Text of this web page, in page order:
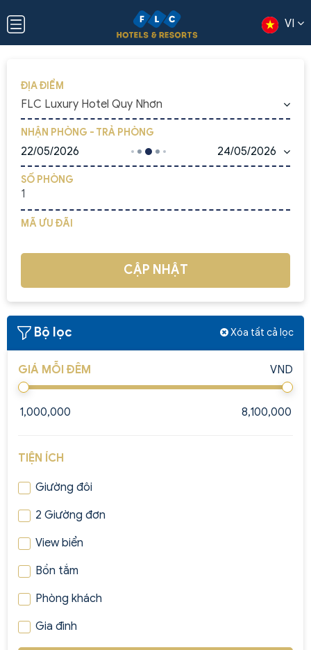
VI
ĐỊA ĐIỂM
FLC Luxury Hotel Quy Nhơn
NHẬN PHÒNG - TRẢ PHÒNG
22/05/2026 24/05/2026
SỐ PHÒNG
MÃ ƯU ĐÃI
CẬP NHẬT
Bộ lọc Xóa tất cả lọc
GIÁ MỖI ĐÊM VND
TIỆN ÍCH
Giường đôi
2 Giường đơn
View biển
Bồn tắm
Phòng khách
Gia đình